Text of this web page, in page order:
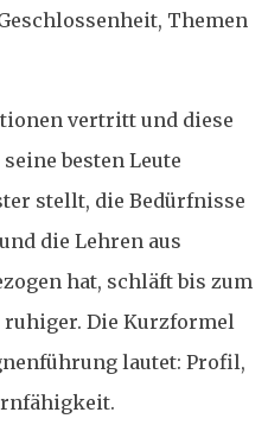
Themen
vertritt und diese
besten Leute
stellt, die Bedürfnisse
die Lehren aus
hat, schläft bis zum
ruhiger. Die Kurzformel
lautet: Profil,